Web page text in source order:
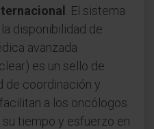
. El sistema
disponibilidad de
avanzada
es un sello de
de coordinación y
a los oncólogos
tiempo y esfuerzo en